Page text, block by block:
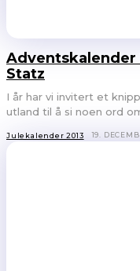
Adventskalender
Statz
I år har vi invitert et
utland til å si noen ord
Julekalender 2013 19.